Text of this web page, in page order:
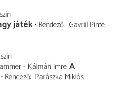
játék Rendező Gavriil Pinte
- Kálmán Imre A
Rendező Parászka Miklós